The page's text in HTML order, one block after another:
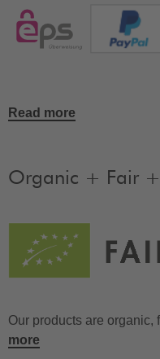
Read more
Organic + Fair
Our products are organic,
more